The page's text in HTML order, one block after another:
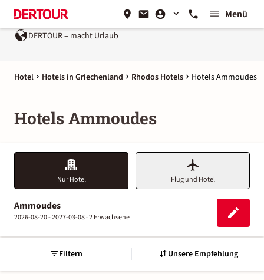
Menü
DERTOUR – macht Urlaub
Hotel Hotels in Griechenland Rhodos Hotels Hotels Ammoudes
Hotels Ammoudes
Nur Hotel Flug und Hotel
Ammoudes
2026-08-20 - 2027-03-08 ·2 Erwachsene
Filtern Unsere Empfehlung